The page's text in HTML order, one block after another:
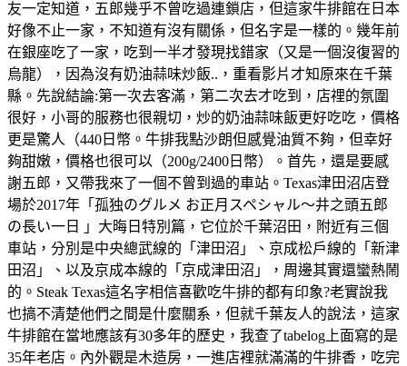
友一定知道，五郎幾乎不曾吃過連鎖店，但這家牛排館在日本
好像不止一家，不知道有沒有關係，但名字是一樣的。幾年前
在銀座吃了一家，吃到一半才發現找錯家（又是一個沒復習的
烏龍），因為沒有奶油蒜味炒飯..，重看影片才知原來在千葉
縣。先說結論:第一次去客滿，第二次去才吃到，店𥚃的氛圍
很好，小哥的服務也很親切，炒的奶油蒜味飯更好吃吃，價格
更是驚人（440日幣。牛排我點沙朗但感覺油質不夠，但幸好
夠甜嫩，價格也很可以（200g/2400日幣）。首先，還是要感
謝五郎，又帶我來了一個不曾到過的車站。Texas津田沼店登
場於2017年「孤独のグルメ お正月スペシャル～井之頭五郎
の長い一日 」大晦日特別篇，它位於千葉沼田，附近有三個
車站，分別是中央總武線的「津田沼」、京成松戶線的「新津
田沼」、以及京成本線的「京成津田沼」，周邊其實還蠻熱鬧
的。Steak Texas這名字相信喜歡吃牛排的都有印象?老實說我
也搞不清楚他們之間是什麼關系，但就千葉友人的說法，這家
牛排館在當地應該有30多年的歷史，我查了tabelog上面寫的是
35年老店。內外觀是木造房，一進店裡就滿滿的牛排香，吃完